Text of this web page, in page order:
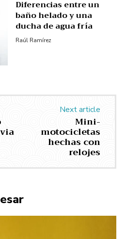
Diferencias entre un
baño helado y una
ducha de agua fría
Raúl Ramírez
Next article
Mini-
motocicletas
hechas con
relojes